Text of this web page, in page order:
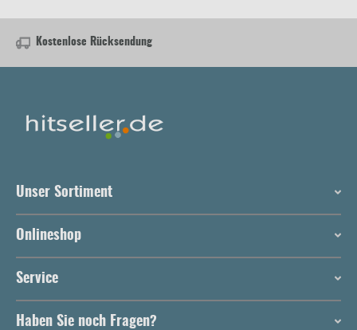
Kostenlose Rücksendung
Unser Sortiment
Onlineshop
Service
Haben Sie noch Fragen?